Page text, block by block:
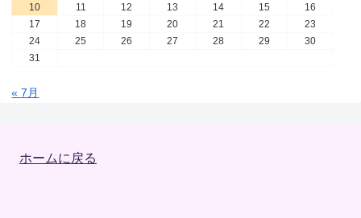
10
11 12 13 14 15
16
17
18 19 20 21 22
23
24
25 26 27 28 29
30
31
« 7月
ホームに戻る